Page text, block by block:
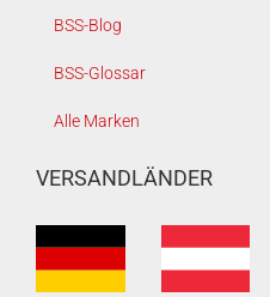
BSS-Blog
BSS-Glossar
Alle Marken
VERSANDLÄNDER